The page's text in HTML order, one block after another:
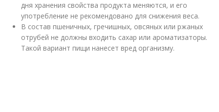
дня хранения свойства продукта меняются, и его
употребление не рекомендовано для снижения веса.
В состав пшеничных, гречишных, овсяных или ржаных
отрубей не должны входить сахар или ароматизаторы.
Такой вариант пищи нанесет вред организму.